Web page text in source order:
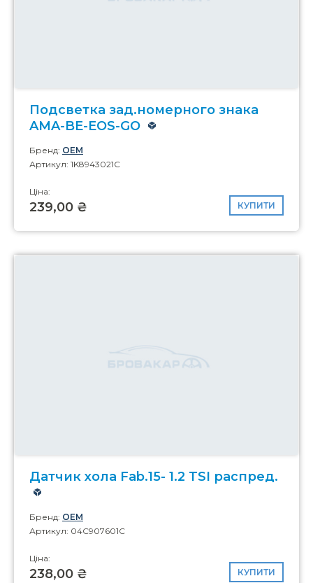
Подсветка зад.номерного знака
AMA-BE-EOS-GO
Бренд: OEM
Артикул: 1K8943021C
Ціна:
239,00 ₴ КУПИТИ
Датчик хола Fab.15- 1.2 TSI распред.
Бренд: OEM
Артикул: 04C907601C
Ціна:
238,00 ₴ КУПИТИ